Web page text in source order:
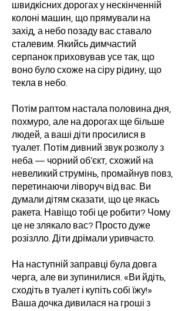
швидкісних дорогах у нескінченній
колоні машин, що прямували на
захід, а небо позаду вас ставало
сталевим. Якийсь димчастий
серпанок приховував усе так, що
воно було схоже на сіру рідину, що
текла в небо.
Потім раптом настала половина дня,
похмуро, але на дорогах ще більше
людей, а ваші діти просилися в
туалет. Потім дивний звук розколу з
неба — чорний об’єкт, схожий на
невеликий струмінь, промайнув повз,
перетинаючи ліворуч від вас. Ви
думали дітям сказати, що це якась
ракета. Навіщо тобі це робити? Чому
це не злякало вас? Просто дуже
розізлло. Діти дрімали уривчасто.
На наступній заправці була довга
черга, але ви зупинилися. «Ви йдіть,
сходіть в туалет і купіть собі їжу!»
Ваша дочка дивилася на гроші з